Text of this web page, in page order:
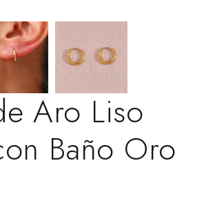
Aro Liso
Baño Oro